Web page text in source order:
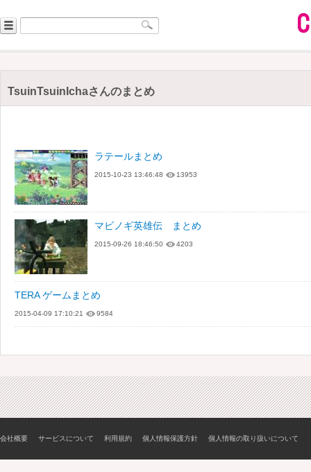
TsuinTsuinIchaさんのまとめ
ラテールまとめ
2015-10-23 13:46:48 13953
マビノギ英雄伝 まとめ
2015-09-26 18:46:50 4203
TERA ゲームまとめ
2015-04-09 17:10:21 9584
会社概要 サービスについて 利用規約 個人情報保護方針 個人情報の取り扱いについて